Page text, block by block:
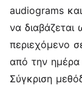
audiograms
να
περιεχόμενο
από την
Σύγκριση